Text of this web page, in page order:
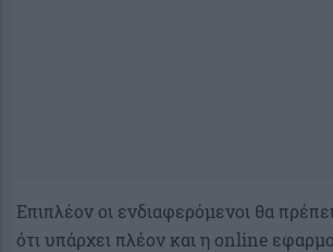
Επιπλέον οι ενδιαφερόμενοι θα
ότι υπάρχει πλέον και η online